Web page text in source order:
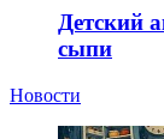
Детский
сыпи
Новости